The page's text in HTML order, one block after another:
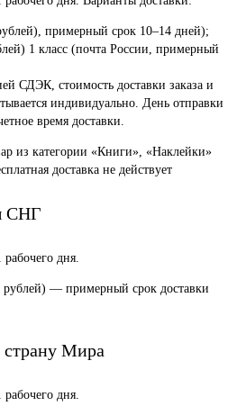
примерный срок 10–14 дней);
1 класс (почта России, примерный
СДЭК, стоимость доставки заказа и
индивидуально. День отправки
время доставки.
из категории «Книги», «Наклейки»
доставка не действует
СНГ
дня.
рублей) — примерный срок доставки
Мира
дня.